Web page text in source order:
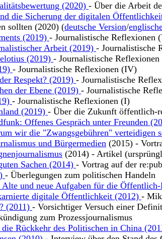
(2020) - Über die Arbeit
die Sicherung der digitalen
sollten (2020) (deutsche Version/
(2019) - Journalistische Reflexionen
Arbeit (2019) - Journalistische
(2019) - Journalistische
- Journalistische Reflexionen (IV)
Respekt? (2019) - Journalistische
der Ebene (2019) - Journalistische
- Journalistische Reflexionen (I)
(2019) - Über die Zukunft öffentlich-
Offenes Gespräch unter Freunden
wir die "Zwangsgebühren" verteidigen
und Bürgermedien (2015) -
(2014) - Artikel
Sachen (2014) - Vortrag auf der
- Überlegungen zum politischen Handeln
Alte und neue Aufgaben für die
digitale Öffentlichkeit (2012) -
(2011) - Vorsichtiger Versuch einer
zum Prozessjournalismus
Rückkehr des Politischen in China